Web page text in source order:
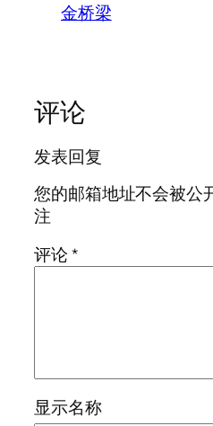
金桥梁
评论
发表回复
您的邮箱地址不会被公
注
评论*
显示名称